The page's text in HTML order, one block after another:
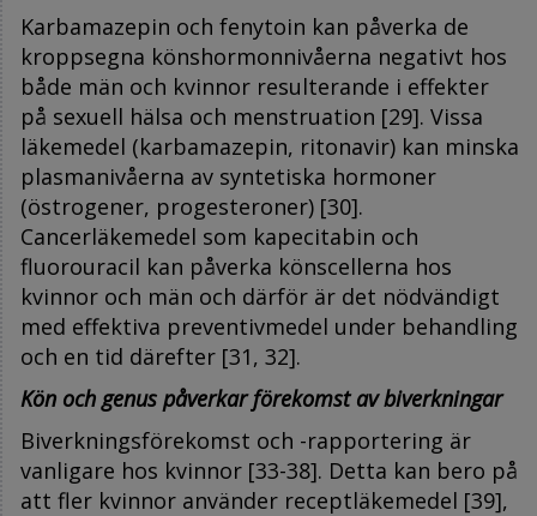
Karbamazepin och fenytoin kan påverka de
kroppsegna könshormonnivåerna negativt hos
både män och kvinnor resulterande i effekter
på sexuell hälsa och menstruation [29]. Vissa
läkemedel (karbamazepin, ritonavir) kan minska
plasmanivåerna av syntetiska hormoner
(östrogener, progesteroner) [30].
Cancerläkemedel som kapecitabin och
fluorouracil kan påverka könscellerna hos
kvinnor och män och därför är det nödvändigt
med effektiva preventivmedel under behandling
och en tid därefter [31, 32].
Kön och genus påverkar förekomst av biverkningar
Biverkningsförekomst och -rapportering är
vanligare hos kvinnor [33-38]. Detta kan bero på
att fler kvinnor använder receptläkemedel [39],